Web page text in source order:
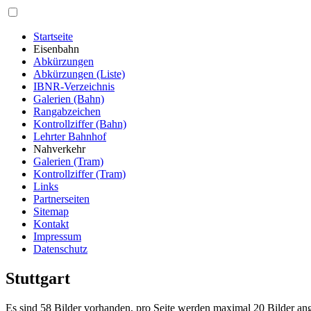
Startseite
Eisenbahn
Abkürzungen
Abkürzungen (Liste)
IBNR-Verzeichnis
Galerien (Bahn)
Rangabzeichen
Kontrollziffer (Bahn)
Lehrter Bahnhof
Nahverkehr
Galerien (Tram)
Kontrollziffer (Tram)
Links
Partnerseiten
Sitemap
Kontakt
Impressum
Datenschutz
Stuttgart
Es sind 58 Bilder vorhanden, pro Seite werden maximal 20 Bilder